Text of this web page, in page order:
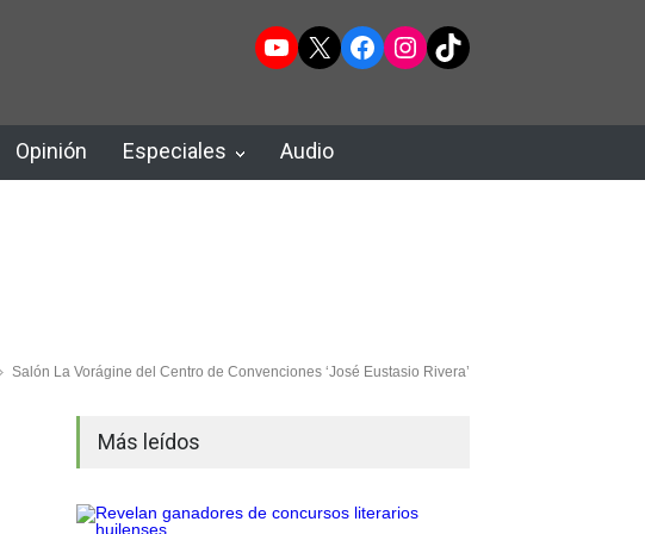
YouTube
X Facebook
Instagram
TikTok
Opinión Especiales Audio
Salón La Vorágine del Centro de Convenciones ‘José Eustasio Rivera’
Más leídos